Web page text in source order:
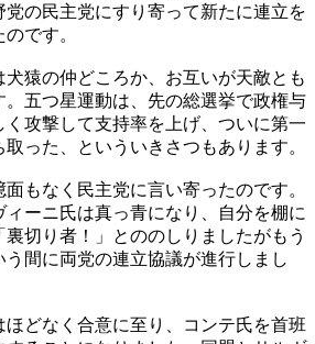
の民主党にすり寄って新たに連立を
です。
猿の仲どころか、お互いが天敵とも
。五つ星運動は、先の総選挙で政権与
攻撃して支持率を上げ、ついに第一
った、といういきさつもあります。
もなく民主党に言い寄ったのです。
ィーニ氏は真っ青になり、自分を棚に
裏切り者！」とののしりましたがもう
間に両党の連立協議が進行しまし
どなく合意に至り、コンテ氏を首班